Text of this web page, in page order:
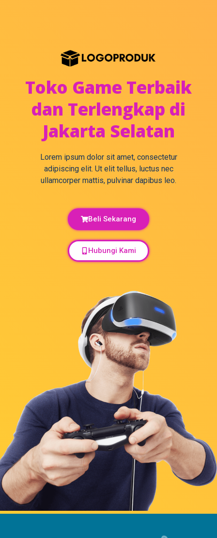
Toko Game Terbaik
dan Terlengkap di
Jakarta Selatan
Lorem ipsum dolor sit amet, consectetur
adipiscing elit. Ut elit tellus, luctus nec
ullamcorper mattis, pulvinar dapibus leo.
Beli Sekarang
Hubungi Kami